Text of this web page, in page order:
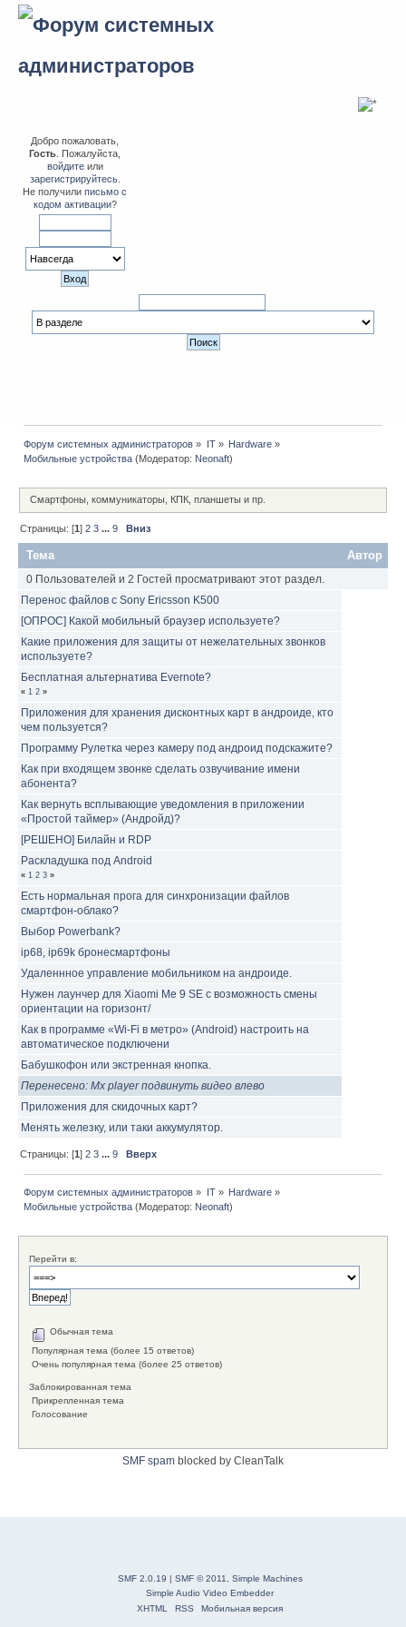
Добро пожаловать,
Гость . Пожалуйста,
войдитеили
зарегистрируйтесь.
Не получилиписьмо с
кодом активации?
Форум системных администраторов » IT» Hardware»
Мобильные устройства (Модератор: Neonaft)
Смартфоны, коммуникаторы, КПК, планшеты и пр.
Страницы: [1]2 3 ...9 Вниз
Тема Автор
0 Пользователей и 2 Гостей просматривают этот раздел.
Перенос файлов с Sony Ericsson K500
[ОПРОС] Какой мобильный браузер используете?
Какие приложения для защиты от нежелательных звонков
используете?
Бесплатная альтернатива Evernote?
« 1 2 »
Приложения для хранения дисконтных карт в андроиде, кто
чем пользуется?
Программу Рулетка через камеру под андроид подскажите?
Как при входящем звонке сделать озвучивание имени
абонента?
Как вернуть всплывающие уведомления в приложении
«Простой таймер» (Андройд)?
[РЕШЕНО] Билайн и RDP
Раскладушка под Android
« 1 2 3 »
Есть нормальная прога для синхронизации файлов
смартфон-облако?
Выбор Powerbank?
ip68, ip69k бронесмартфоны
Удаленнное управление мобильником на андроиде.
Нужен лаунчер для Xiaomi Me 9 SE с возможность смены
ориентации на горизонт/
Как в программе «Wi-Fi в метро» (Android) настроить на
автоматическое подключени
Бабушкофон или экстренная кнопка.
Перенесено: Mx player подвинуть видео влево
Приложения для скидочных карт?
Менять железку, или таки аккумулятор.
Страницы: [1]2 3 ...9 Вверх
Форум системных администраторов » IT» Hardware»
Мобильные устройства (Модератор: Neonaft)
Перейти в:
Обычная тема
Популярная тема (более 15 ответов)
Очень популярная тема (более 25 ответов)
Заблокированная тема
Прикрепленная тема
Голосование
SMF spam blocked by CleanTalk
SMF 2.0.19 | SMF © 2011
Simple Machines
Simple Audio Video Embedder
XHTML
RSS Мобильная версия